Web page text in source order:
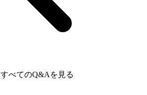
すべてのQ&Aを見る